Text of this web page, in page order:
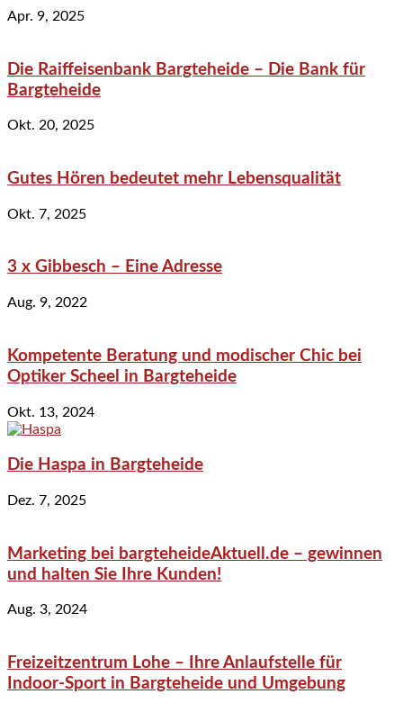
Apr. 9, 2025
Die Raiffeisenbank Bargteheide – Die Bank für
Bargteheide
Okt. 20, 2025
Gutes Hören bedeutet mehr Lebensqualität
Okt. 7, 2025
3 x Gibbesch – Eine Adresse
Aug. 9, 2022
Kompetente Beratung und modischer Chic bei
Optiker Scheel in Bargteheide
Okt. 13, 2024
Die Haspa in Bargteheide
Dez. 7, 2025
Marketing bei bargteheideAktuell.de – gewinnen
und halten Sie Ihre Kunden!
Aug. 3, 2024
Freizeitzentrum Lohe – Ihre Anlaufstelle für
Indoor-Sport in Bargteheide und Umgebung